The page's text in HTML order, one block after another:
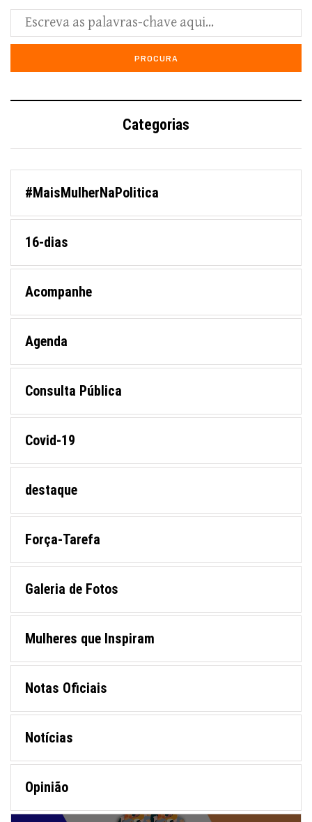
Categorias
#MaisMulherNaPolitica
16-dias
Acompanhe
Agenda
Consulta Pública
Covid-19
destaque
Força-Tarefa
Galeria de Fotos
Mulheres que Inspiram
Notas Oficiais
Notícias
Opinião